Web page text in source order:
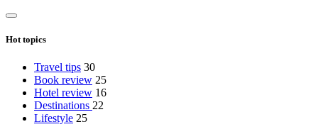
Hot topics
Travel tips 30
Book review 25
Hotel review 16
Destinations 22
Lifestyle 25